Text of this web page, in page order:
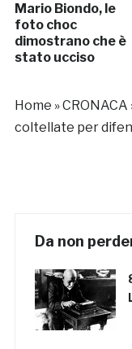
Mario Biondo, le
foto choc
dimostrano che è
stato ucciso
Home »CRONACA
coltellate per
Da non